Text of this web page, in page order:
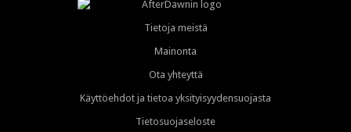
Tietoja meistä
Mainonta
Ota yhteyttä
Käyttöehdot ja tietoa yksityisyydensuojasta
Tietosuojaseloste